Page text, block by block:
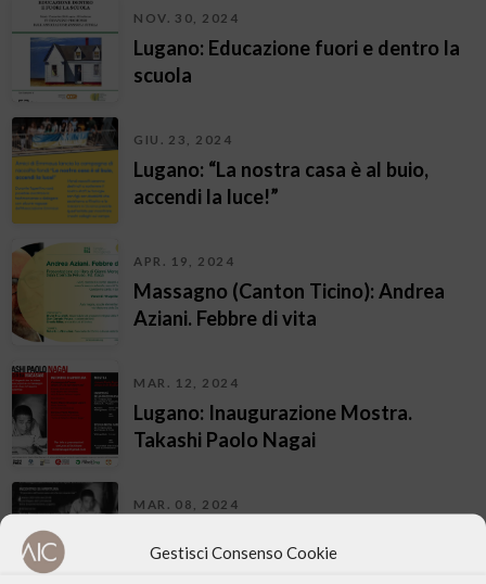
Gestisci Consenso Cookie
NOV. 30, 2024
Lugano: Educazione fuori e dentro la
scuola
GIU. 23, 2024
Lugano: “La nostra casa è al buio,
accendi la luce!”
APR. 19, 2024
Massagno (Canton Ticino): Andrea
Aziani. Febbre di vita
MAR. 12, 2024
Lugano: Inaugurazione Mostra.
Takashi Paolo Nagai
MAR. 08, 2024
Apertura Mostra